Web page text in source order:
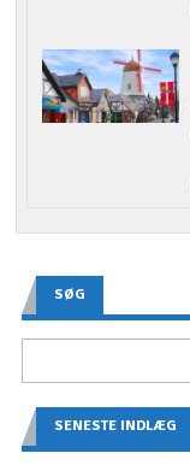
SØG
SENESTE INDLÆG